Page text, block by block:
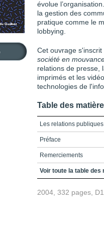
évolue
la gestion des
pratique comme le
lobbying.
Cet ouvrage
société en
relations de presse,
imprimés et les
technologies de
Table des
Les relations publiques
Préface
Remerciements
Table des matières
Voir toute la table des
2004, 332 pages,